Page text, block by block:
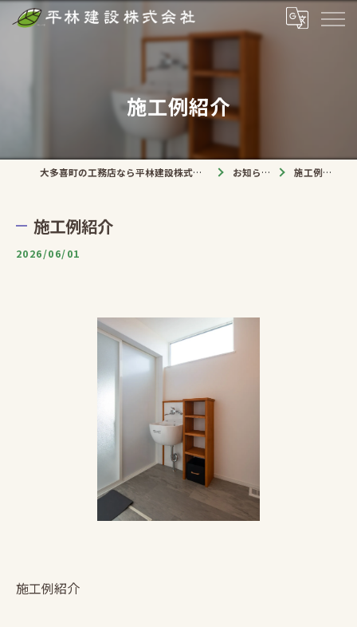
施工例紹介
大多喜町の工務店なら平林建設株式会社 お知らせ 施工例紹介
施工例紹介
2026/06/01
施工例紹介